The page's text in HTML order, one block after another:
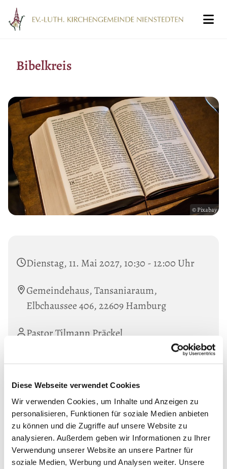
Diese Webseite verwendet Cookies
Wir verwenden Cookies, um Inhalte und Anzeigen zu
personalisieren, Funktionen für soziale Medien anbieten
zu können und die Zugriffe auf unsere Website zu
analysieren. Außerdem geben wir Informationen zu Ihrer
Verwendung unserer Website an unsere Partner für
soziale Medien, Werbung und Analysen weiter. Unsere
Bibelkreis
© Pixabay
Dienstag, 11. Mai 2027, 10:30 - 12:00 Uhr
Gemeindehaus, Tansaniaraum,
Elbchaussee 406, 22609 Hamburg
Pastor Tilmann Präckel